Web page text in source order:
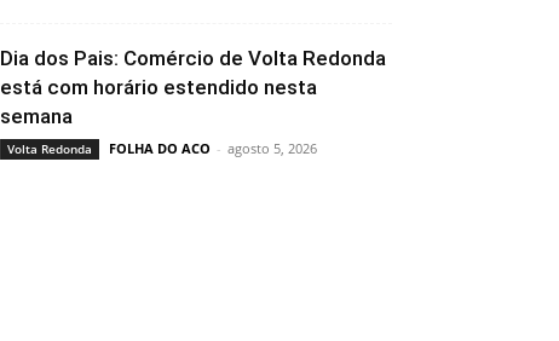
Dia dos Pais: Comércio de Volta Redonda
está com horário estendido nesta
semana
Volta Redonda FOLHA DO ACO - agosto 5, 2026